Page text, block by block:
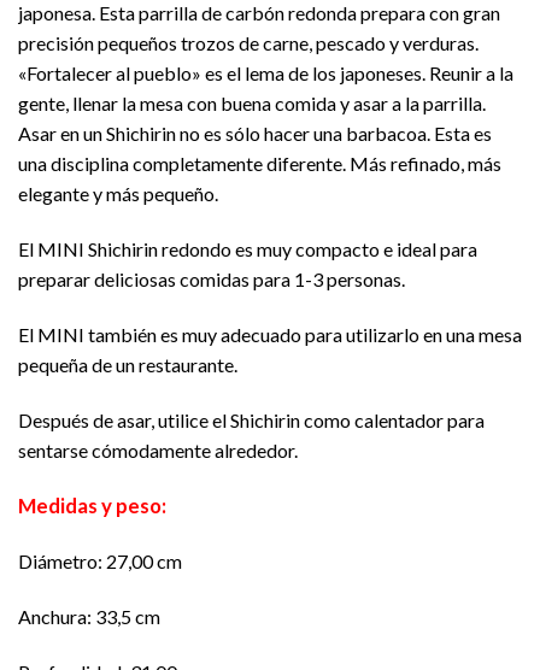
japonesa. Esta parrilla de carbón redonda prepara con gran
precisión pequeños trozos de carne, pescado y verduras.
«Fortalecer al pueblo» es el lema de los japoneses. Reunir a la
gente, llenar la mesa con buena comida y asar a la parrilla.
Asar en un Shichirin no es sólo hacer una barbacoa. Esta es
una disciplina completamente diferente. Más refinado, más
elegante y más pequeño.
El MINI Shichirin redondo es muy compacto e ideal para
preparar deliciosas comidas para 1-3 personas.
El MINI también es muy adecuado para utilizarlo en una mesa
pequeña de un restaurante.
Después de asar, utilice el Shichirin como calentador para
sentarse cómodamente alrededor.
Medidas y peso:
Diámetro: 27,00 cm
Anchura: 33,5 cm